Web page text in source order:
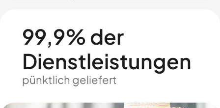
99,9% der
Dienstleistungen
pünktlich geliefert